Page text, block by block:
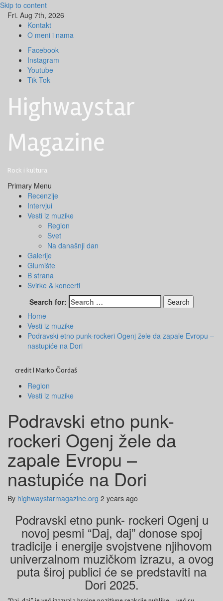
Skip to content
Fri. Aug 7th, 2026
Kontakt
O meni i nama
Facebook
Instagram
Youtube
Tik Tok
Highwaystar
Magazine
Rock i kultura
Primary Menu
Recenzije
Intervjui
Vesti iz muzike
Region
Svet
Na današnji dan
Galerije
Glumište
B strana
Svirke & koncerti
Search for:
Home
Vesti iz muzike
Podravski etno punk-rockeri Ogenj žele da zapale Evropu –
nastupiće na Dori
credit | Marko Čordaš
Region
Vesti iz muzike
Podravski etno punk-
rockeri Ogenj žele da
zapale Evropu –
nastupiće na Dori
By highwaystarmagazine.org 2 years ago
Podravski etno punk- rockeri Ogenj u
novoj pesmi “Daj, daj” donose spoj
tradicije i energije svojstvene njihovom
univerzalnom muzičkom izrazu, a ovog
puta široj publici će se predstaviti na
Dori 2025.